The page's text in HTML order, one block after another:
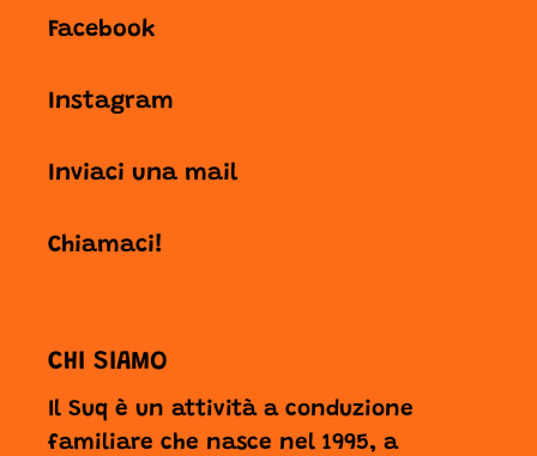
Facebook
Instagram
Inviaci una mail
Chiamaci!
CHI SIAMO
Il Suq è un attività a conduzione
familiare che nasce nel 1995, a